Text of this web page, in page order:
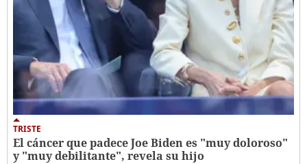
TRISTE
El cáncer que padece Joe Biden es "muy doloroso"
y "muy debilitante", revela su hijo